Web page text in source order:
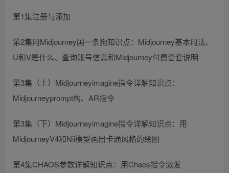
第1集注册与添加
第2集用Midjourney国一条狗知识点：Midjourney基本用法、
U和V是什么、查询账号信息和Midjourney付费套套说明
第3集（上）Midjourneyimagine指令详解知识点：
Midjourneyprompt构、AR指令
第3集（下）Midjourneyimagine指令详解知识点：用
MidjourneyV4和Nii模型画出卡通风格的绘图
第4集CHAOS参数详解知识点：用Chaos指令激发